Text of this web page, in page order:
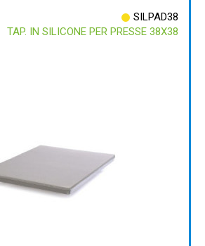
SILPAD38
TAP. IN SILICONE PER PRESSE 38X38